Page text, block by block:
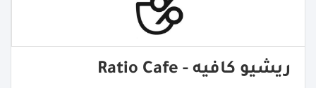
ريشيو كافيه - Ratio Cafe